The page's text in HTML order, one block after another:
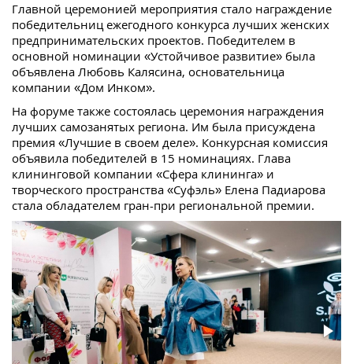
Главной церемонией мероприятия стало награждение
победительниц ежегодного конкурса лучших женских
предпринимательских проектов. Победителем в
основной номинации «Устойчивое развитие» была
объявлена Любовь Калясина, основательница
компании «Дом Инком».
На форуме также состоялась церемония награждения
лучших самозанятых региона. Им была присуждена
премия «Лучшие в своем деле». Конкурсная комиссия
объявила победителей в 15 номинациях. Глава
клининговой компании «Сфера клининга» и
творческого пространства «Суфэль» Елена Падиарова
стала обладателем гран-при региональной премии.